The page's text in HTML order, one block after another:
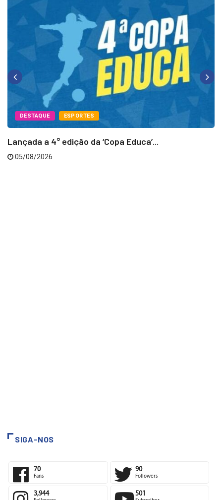
DESTAQUE ESPORTES
Lançada a 4° edição da ‘Copa Educa’...
05/08/2026
SIGA-NOS
70 90
3,944 501